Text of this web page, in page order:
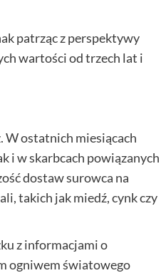
patrząc z perspektywy
wartości od trzech lat i
W ostatnich miesiącach
i w skarbcach powiązanych
dostaw surowca na
takich jak miedź, cynk czy
z informacjami o
ogniwem światowego